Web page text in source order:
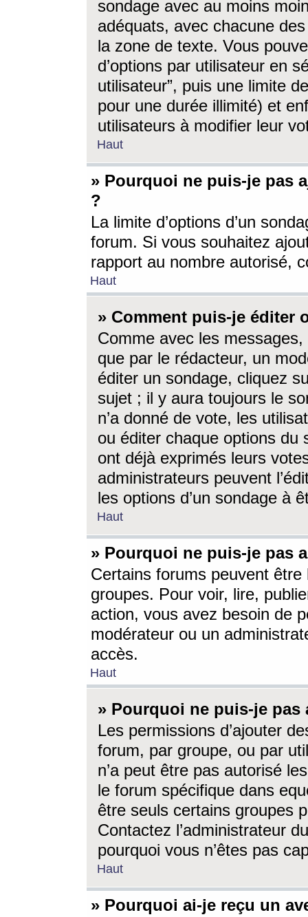
sondage avec au moins
adéquats, avec chacune
la zone de texte. Vous
d’options par utilisateur en
utilisateur”, puis une limite
pour une durée illimité) et
utilisateurs à modifier leur
Haut
» Pourquoi ne puis-je pas
?
La limite d’options d’un
forum. Si vous souhaitez
rapport au nombre autorisé,
Haut
» Comment puis-je éditer
Comme avec les
que par le rédacteur, un
éditer un sondage, cliquez
sujet ; il y aura toujours le
n’a donné de vote, les
ou éditer chaque options du
ont déjà exprimés leurs
administrateurs peuvent
les options d’un sondage à
Haut
» Pourquoi ne puis-je pas
Certains forums peuvent être
groupes. Pour voir, lire,
action, vous avez besoin de
modérateur ou un
accès.
Haut
» Pourquoi ne puis-je
Les permissions d’ajouter
forum, par groupe, ou par
n’a peut être pas autorisé
le forum spécifique dans
être seuls certains groupes
Contactez l’administrateur
pourquoi vous n’êtes pas
Haut
» Pourquoi ai-je reçu un